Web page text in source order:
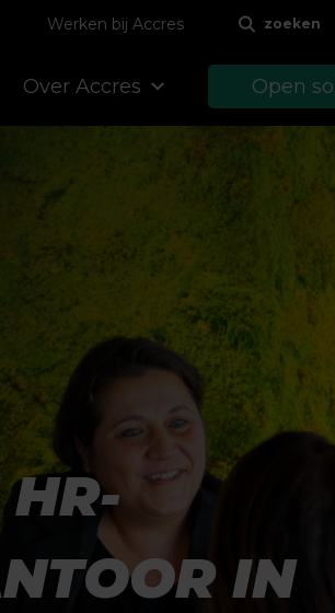
Werken bij Accres zoeken
Over Accres Open
HR-
IN